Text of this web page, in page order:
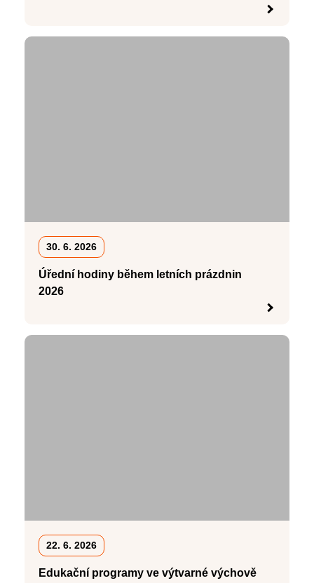
30. 6. 2026
Úřední hodiny během letních prázdnin
2026
22. 6. 2026
Edukační programy ve výtvarné výchově